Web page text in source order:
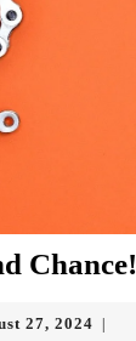
27, 2024 |